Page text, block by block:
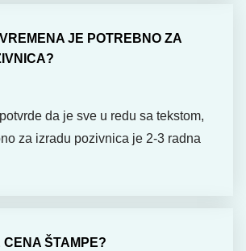
JE POTREBNO ZA
da je sve u redu sa tekstom,
za izradu pozivnica je 2-3 radna
CENA ŠTAMPE?